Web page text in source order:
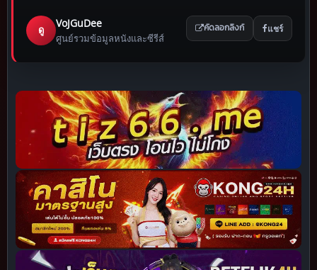
ดู
VoJGuDee
ศูนย์รวมข้อมูลหนังและซีรีส์
คัดลอกลิงก์ แชร์